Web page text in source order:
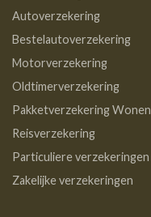
Autoverzekering
Bestelautoverzekering
Motorverzekering
Oldtimerverzekering
Pakketverzekering Wonen
Reisverzekering
Particuliere verzekeringen
Zakelijke verzekeringen